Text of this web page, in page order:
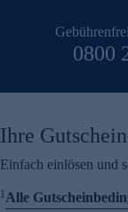
0800
Ihre
Einfach einlösen und
1Alle